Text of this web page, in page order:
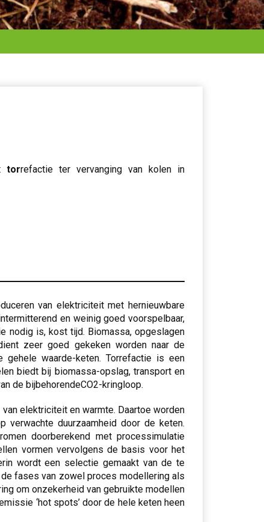
torrefactie ter vervanging van kolen in
van elektriciteit met hernieuwbare
en weinig goed voorspelbaar,
nodig is, kost tijd. Biomassa, opgeslagen
zeer goed gekeken worden naar de
waarde-keten. Torrefactie is een
biedt bij biomassa-opslag, transport en
de bijbehorendeCO2-kringloop.
elektriciteit en warmte. Daartoe worden
duurzaamheid door de keten.
doorberekend met processimulatie
vormen vervolgens de basis voor het
wordt een selectie gemaakt van de te
fases van zowel proces modellering als
om onzekerheid van gebruikte modellen
‘hot spots’ door de hele keten heen